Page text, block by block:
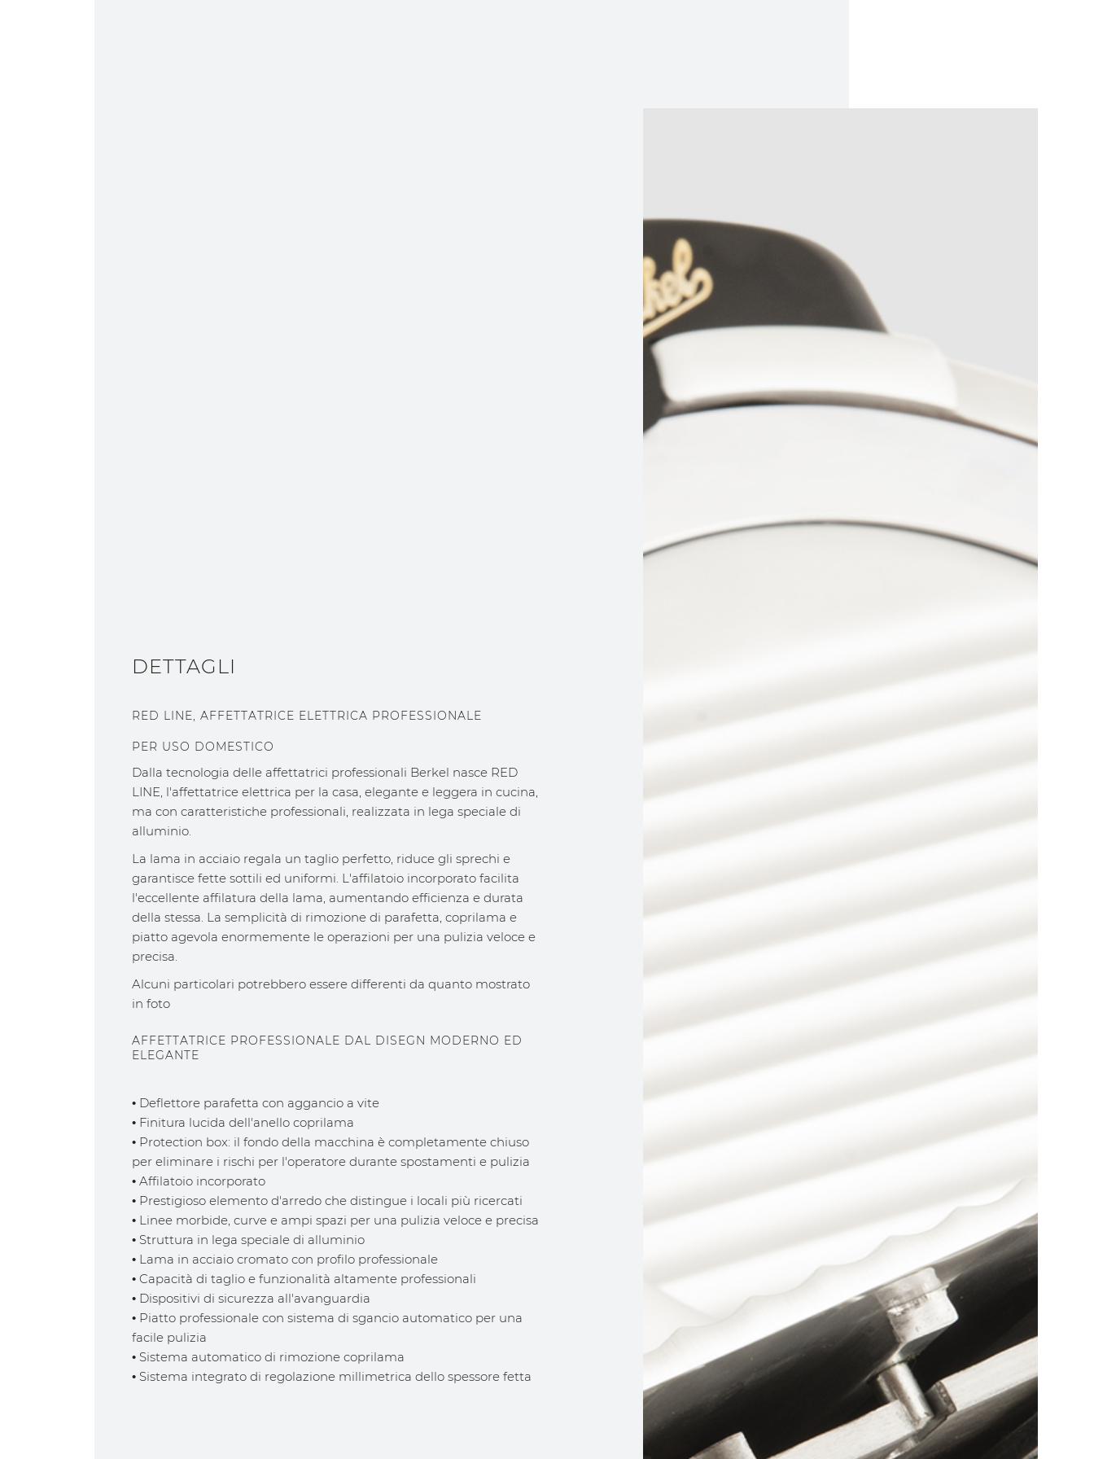
DETTAGLI
RED LINE, AFFETTATRICE ELETTRICA PROFESSIONALE
PER USO DOMESTICO
Dalla tecnologia delle affettatrici professionali Berkel nasce RED
LINE, l'affettatrice elettrica per la casa, elegante e leggera in cucina,
ma con caratteristiche professionali, realizzata in lega speciale di
alluminio.
La lama in acciaio regala un taglio perfetto, riduce gli sprechi e
garantisce fette sottili ed uniformi. L'affilatoio incorporato facilita
l'eccellente affilatura della lama, aumentando efficienza e durata
della stessa. La semplicità di rimozione di parafetta, coprilama e
piatto agevola enormemente le operazioni per una pulizia veloce e
precisa.
Alcuni particolari potrebbero essere differenti da quanto mostrato
in foto
AFFETTATRICE PROFESSIONALE DAL DISEGN MODERNO ED
ELEGANTE
• Deflettore parafetta con aggancio a vite
• Finitura lucida dell'anello coprilama
• Protection box: il fondo della macchina è completamente chiuso
per eliminare i rischi per l'operatore durante spostamenti e pulizia
• Affilatoio incorporato
• Prestigioso elemento d'arredo che distingue i locali più ricercati
• Linee morbide, curve e ampi spazi per una pulizia veloce e precisa
• Struttura in lega speciale di alluminio
• Lama in acciaio cromato con profilo professionale
• Capacità di taglio e funzionalità altamente professionali
• Dispositivi di sicurezza all'avanguardia
• Piatto professionale con sistema di sgancio automatico per una
facile pulizia
• Sistema automatico di rimozione coprilama
• Sistema integrato di regolazione millimetrica dello spessore fetta